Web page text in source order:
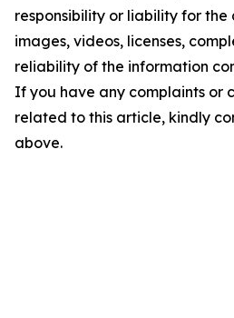
responsibility or liability for
images, videos, licenses,
reliability of the information
If you have any complaints or
related to this article, kindly
above.